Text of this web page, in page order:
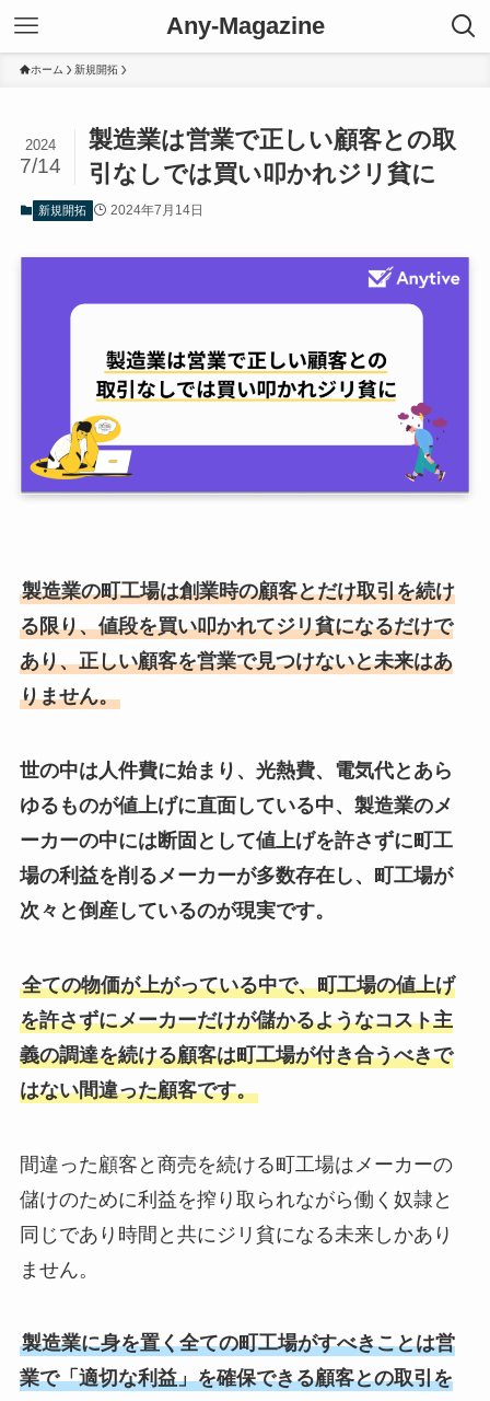
Any-Magazine
ホーム 新規開拓
製造業は営業で正しい顧客との取
引なしでは買い叩かれジリ貧に
2024
7/14
新規開拓 2024年7月14日
製造業の町工場は創業時の顧客とだけ取引を続け
る限り、値段を買い叩かれてジリ貧になるだけで
あり、正しい顧客を営業で見つけないと未来はあ
りません。
世の中は人件費に始まり、光熱費、電気代とあら
ゆるものが値上げに直面している中、製造業のメ
ーカーの中には断固として値上げを許さずに町工
場の利益を削るメーカーが多数存在し、町工場が
次々と倒産しているのが現実です。
全ての物価が上がっている中で、町工場の値上げ
を許さずにメーカーだけが儲かるようなコスト主
義の調達を続ける顧客は町工場が付き合うべきで
はない間違った顧客です。
間違った顧客と商売を続ける町工場はメーカーの
儲けのために利益を搾り取られながら働く奴隷と
同じであり時間と共にジリ貧になる未来しかあり
ません。
製造業に身を置く全ての町工場がすべきことは営
業で「適切な利益」を確保できる顧客との取引を